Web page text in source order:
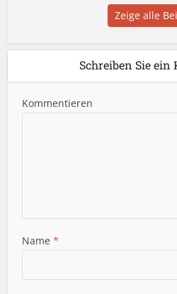
Zeige alle
Schreiben Sie
Kommentieren
Name*